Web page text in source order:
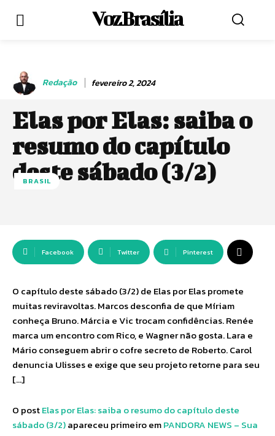
Voz Brasília
Redação fevereiro 2, 2024
Elas por Elas: saiba o
resumo do capítulo
deste sábado (3/2)
BRASIL
Facebook Twitter Pinterest
O capítulo deste sábado (3/2) de Elas por Elas promete
muitas reviravoltas. Marcos desconfia de que Míriam
conheça Bruno. Márcia e Vic trocam confidências. Renée
marca um encontro com Rico, e Wagner não gosta. Lara e
Mário conseguem abrir o cofre secreto de Roberto. Carol
denuncia Ulisses e exige que seu projeto retorne para seu
[…]
O postElas por Elas: saiba o resumo do capítulo deste
sábado (3/2)apareceu primeiro emPANDORA NEWS – Sua